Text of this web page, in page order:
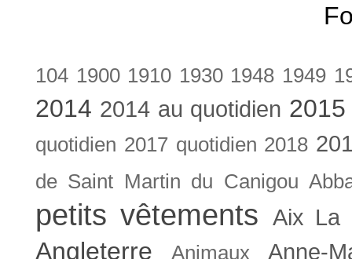
104 1900 1910 1930 1948 1949
2014 2014 au quotidien
quotidien 2017 quotidien 2018
de Saint Martin du Canigou
petits vêtements Aix La
Angleterre Animaux Anne-